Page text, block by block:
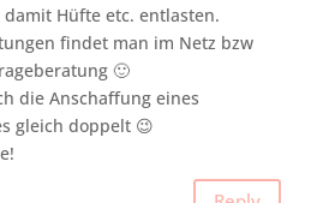
Hüfte etc. entlasten.
findet man im Netz bzw
🙂
die Anschaffung eines
gleich doppelt 😉